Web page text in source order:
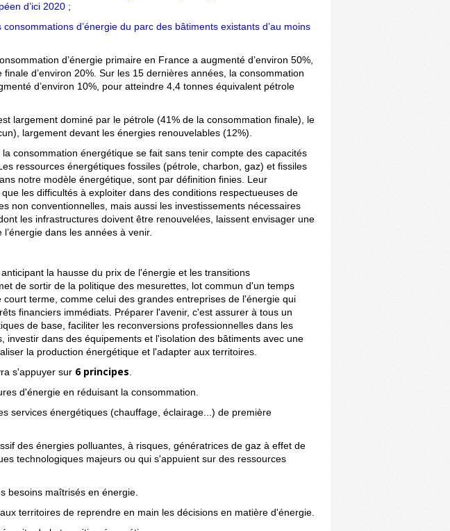
d’ici 2020 ;
d’énergie du parc des bâtiments existants d’au moins
d’énergie primaire en France a augmenté d’environ 50%,
finale d’environ 20%. Sur les 15 dernières années, la consommation
d’environ 10%, pour atteindre 4,4 tonnes équivalent pétrole
largement dominé par le pétrole (41% de la consommation finale), le
largement devant les énergies renouvelables (12%).
consommation énergétique se fait sans tenir compte des capacités
ressources énergétiques fossiles (pétrole, charbon, gaz) et fissiles
notre modèle énergétique, sont par définition finies. Leur
les difficultés à exploiter dans des conditions respectueuses de
non conventionnelles, mais aussi les investissements nécessaires
les infrastructures doivent être renouvelées, laissent envisager une
dans les années à venir.
la hausse du prix de l'énergie et les transitions
de sortir de la politique des mesurettes, lot commun d'un temps
court terme, comme celui des grandes entreprises de l'énergie qui
financiers immédiats. Préparer l'avenir, c'est assurer à tous un
de base, faciliter les reconversions professionnelles dans les
investir dans des équipements et l'isolation des bâtiments avec une
la production énergétique et l'adapter aux territoires.
s'appuyer sur 6 principes
d'énergie en réduisant la consommation.
services énergétiques (chauffage, éclairage...) de première
des énergies polluantes, à risques, génératrices de gaz à effet de
technologiques majeurs ou qui s'appuient sur des ressources
besoins maîtrisés en énergie.
territoires de reprendre en main les décisions en matière d'énergie.